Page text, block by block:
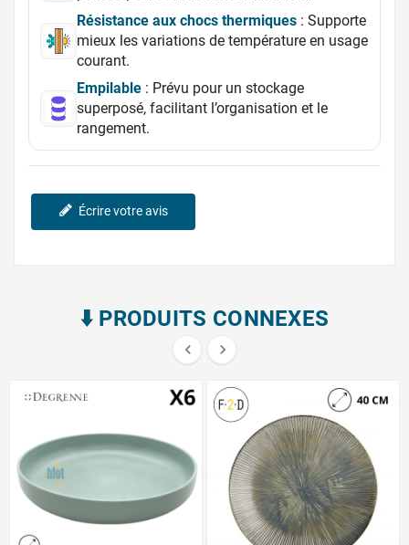
Résistance aux chocs thermiques : Supporte
mieux les variations de température en usage
courant.
Empilable : Prévu pour un stockage
superposé, facilitant l’organisation et le
rangement.
Écrire votre avis
⬇️​ PRODUITS CONNEXES
 